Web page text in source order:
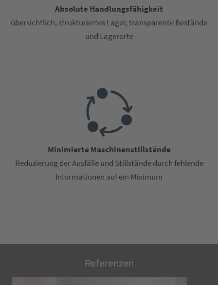
Absolute Handlungsfähigkeit
übersichtlich, strukturiertes Lager, transparente Bestände
und Lagerorte
Minimierte Maschinenstillstände
Reduzierung der Ausfälle und Stillstände durch fehlende
Informationen auf ein Minimum
Referenzen